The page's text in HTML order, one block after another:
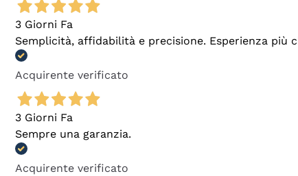
3 Giorni Fa
Semplicità, affidabilità e precisione. Esperienza più
Acquirente verificato
3 Giorni Fa
Sempre una garanzia.
Acquirente verificato